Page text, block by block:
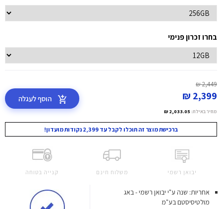
בחרו זכרון פנימי
2,449 ₪
2,399 ₪
מחיר באילת: 2,033.05 ₪
הוסף לעגלה
ברכישת מוצר זה תוכלו לקבל עד 2,399 נקודות מועדון!
יבואן רשמי משלוח חינם קנייה בטוחה
אחריות: שנה ע"י יבואן רשמי - באג
מולטיסיסטם בע"מ